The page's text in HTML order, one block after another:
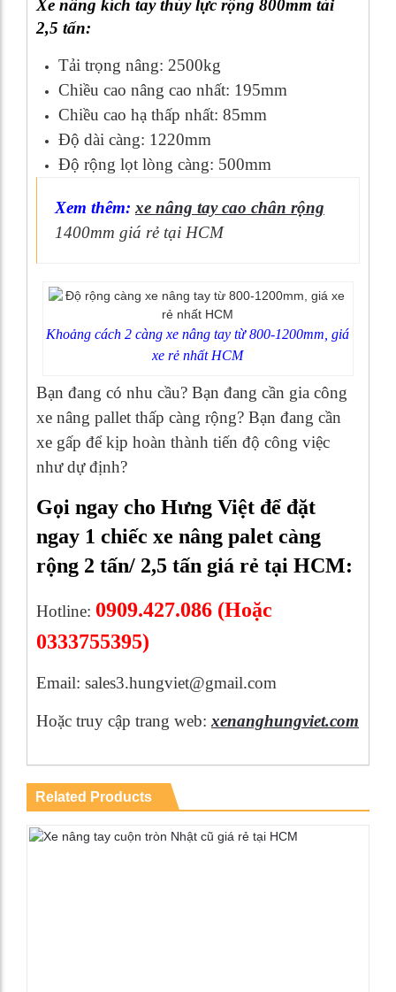
Xe nâng kích tay thủy lực rộng 800mm tải
2,5 tấn:
Tải trọng nâng: 2500kg
Chiều cao nâng cao nhất: 195mm
Chiều cao hạ thấp nhất: 85mm
Độ dài càng: 1220mm
Độ rộng lọt lòng càng: 500mm
Xem thêm: xe nâng tay cao chân rộng
1400mm giá rẻ tại HCM
Khoảng cách 2 càng xe nâng tay từ 800-1200mm, giá
xe rẻ nhất HCM
Bạn đang có nhu cầu? Bạn đang cần gia công
xe nâng pallet thấp càng rộng? Bạn đang cần
xe gấp để kịp hoàn thành tiến độ công việc
như dự định?
Gọi ngay cho Hưng Việt để đặt
ngay 1 chiếc xe nâng palet càng
rộng 2 tấn/ 2,5 tấn giá rẻ tại HCM:
Hotline: 0909.427.086 (Hoặc
0333755395)
Email: sales3.hungviet@gmail.com
Hoặc truy cập trang web: xenanghungviet.com
Related Products